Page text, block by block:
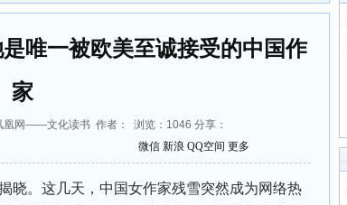
唯一被欧美至诚接受的中国作
家
凰网——文化读书 作者： 浏览： 1046 分享：
微信 新浪 QQ空间 更多
晓。这几天，中国女作家残雪突然成为网络热